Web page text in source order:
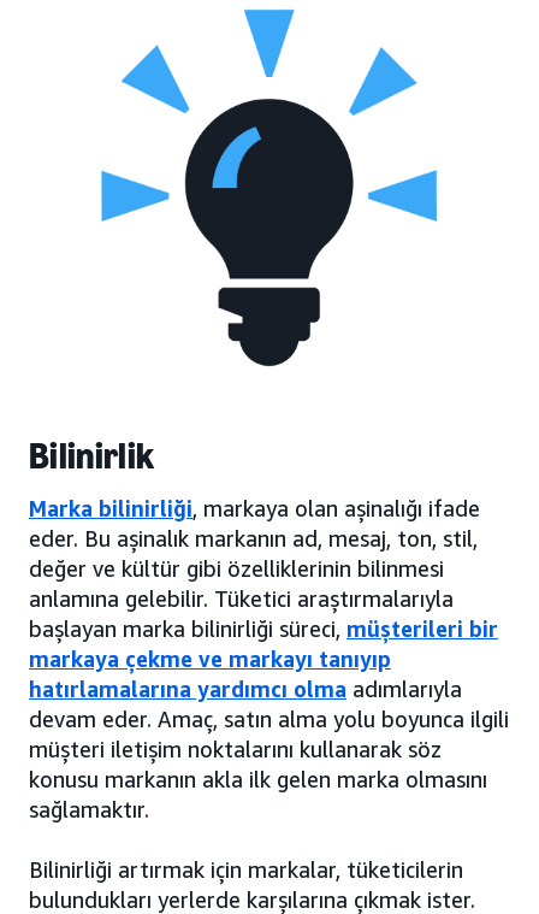
Bilinirlik
Marka bilinirliği, markaya olan aşinalığı ifade
eder. Bu aşinalık markanın ad, mesaj, ton, stil,
değer ve kültür gibi özelliklerinin bilinmesi
anlamına gelebilir. Tüketici araştırmalarıyla
başlayan marka bilinirliği süreci, müşterileri bir
markaya çekme ve markayı tanıyıp
hatırlamalarına yardımcı olma adımlarıyla
devam eder. Amaç, satın alma yolu boyunca ilgili
müşteri iletişim noktalarını kullanarak söz
konusu markanın akla ilk gelen marka olmasını
sağlamaktır.
Bilinirliği artırmak için markalar, tüketicilerin
bulundukları yerlerde karşılarına çıkmak ister.